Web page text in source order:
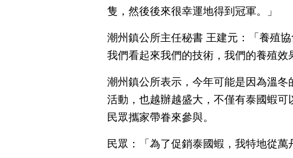
隻，然後後來很幸運地得到冠軍。」
潮州鎮公所主任秘書 王建元：「養殖
我們看起來我們的技術，我們的養殖效
潮州鎮公所表示，今年可能是因為溫
活動，也越辦越盛大，不僅有泰國蝦
民眾攜家帶眷來參與。
民眾：「為了促銷泰國蝦，我特地從萬